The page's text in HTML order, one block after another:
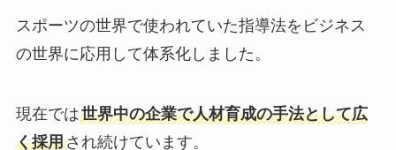
スポーツの世界で使われていた指導法をビジネス
の世界に応用して体系化しました。
現在では世界中の企業で人材育成の手法として広
く採用され続けています。